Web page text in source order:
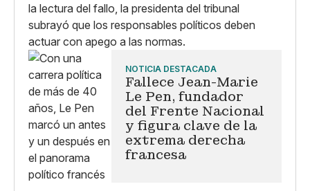
la lectura del fallo, la presidenta del tribunal
subrayó que los responsables políticos deben
actuar con apego a las normas.
NOTICIA DESTACADA
Fallece Jean-Marie
Le Pen, fundador
del Frente Nacional
y figura clave de la
extrema derecha
francesa